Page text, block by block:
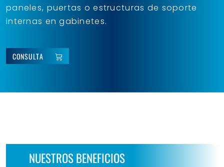
paneles, puertas o estructuras de soporte
internas en gabinetes.
CONSULTA
NUESTROS BENEFICIOS